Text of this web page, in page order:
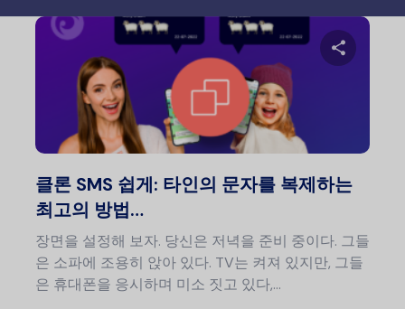
클론 SMS 쉽게: 타인의 문자를 복제하는
최고의 방법…
장면을 설정해 보자. 당신은 저녁을 준비 중이다. 그들
은 소파에 조용히 앉아 있다. TV는 켜져 있지만, 그들
은 휴대폰을 응시하며 미소 짓고 있다,…